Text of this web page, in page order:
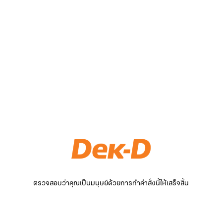
ตรวจสอบว่าคุณเป็นมนุษย์ด้วยการทำคำสั่งนี้ให้เสร็จสิ้น